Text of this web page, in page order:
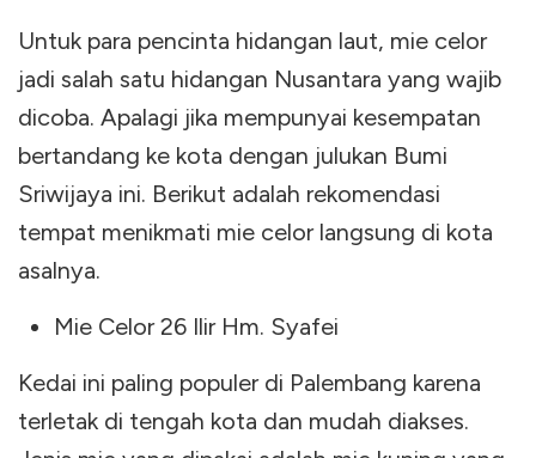
Untuk para pencinta hidangan laut, mie celor
jadi salah satu hidangan Nusantara yang wajib
dicoba. Apalagi jika mempunyai kesempatan
bertandang ke kota dengan julukan Bumi
Sriwijaya ini. Berikut adalah rekomendasi
tempat menikmati mie celor langsung di kota
asalnya.
Mie Celor 26 Ilir Hm. Syafei
Kedai ini paling populer di Palembang karena
terletak di tengah kota dan mudah diakses.